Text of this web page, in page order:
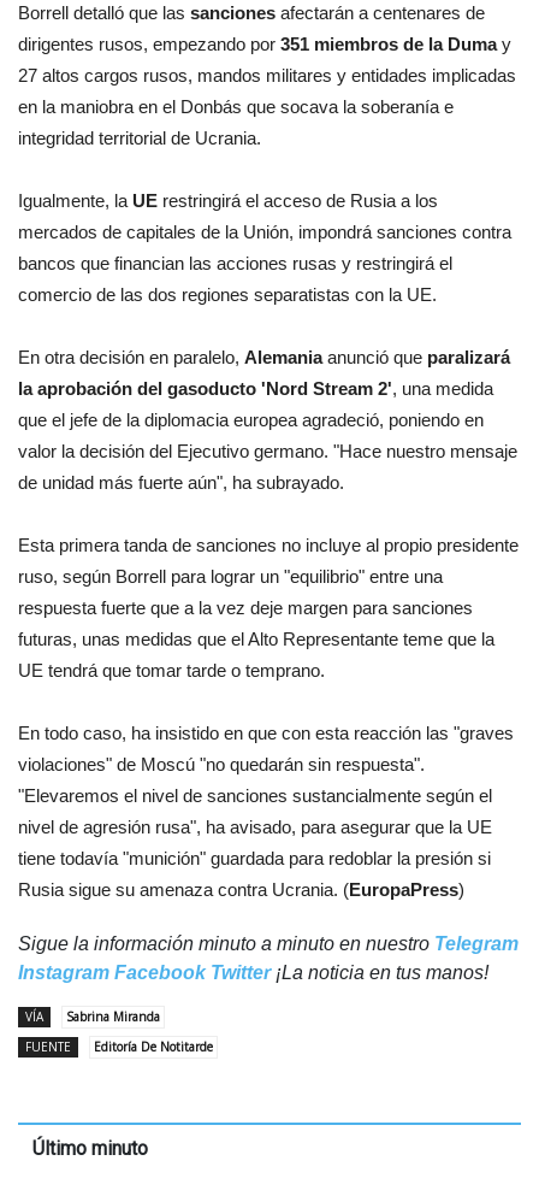
Borrell detalló que las sanciones afectarán a centenares de
dirigentes rusos, empezando por 351 miembros de la Dumay
27 altos cargos rusos, mandos militares y entidades implicadas
en la maniobra en el Donbás que socava la soberanía e
integridad territorial de Ucrania.
Igualmente, la UE restringirá el acceso de Rusia a los
mercados de capitales de la Unión, impondrá sanciones contra
bancos que financian las acciones rusas y restringirá el
comercio de las dos regiones separatistas con la UE.
En otra decisión en paralelo, Alemaniaanunció que paralizará
la aprobación del gasoducto 'Nord Stream 2', una medida
que el jefe de la diplomacia europea agradeció, poniendo en
valor la decisión del Ejecutivo germano. "Hace nuestro mensaje
de unidad más fuerte aún", ha subrayado.
Esta primera tanda de sanciones no incluye al propio presidente
ruso, según Borrell para lograr un "equilibrio" entre una
respuesta fuerte que a la vez deje margen para sanciones
futuras, unas medidas que el Alto Representante teme que la
UE tendrá que tomar tarde o temprano.
En todo caso, ha insistido en que con esta reacción las "graves
violaciones" de Moscú "no quedarán sin respuesta".
"Elevaremos el nivel de sanciones sustancialmente según el
nivel de agresión rusa", ha avisado, para asegurar que la UE
tiene todavía "munición" guardada para redoblar la presión si
Rusia sigue su amenaza contra Ucrania. (EuropaPress)
Sigue la información minuto a minuto en nuestro Telegram
Instagram Facebook Twitter¡La noticia en tus manos!
VÍA
Sabrina Miranda
FUENTE
Editoría De Notitarde
Último minuto